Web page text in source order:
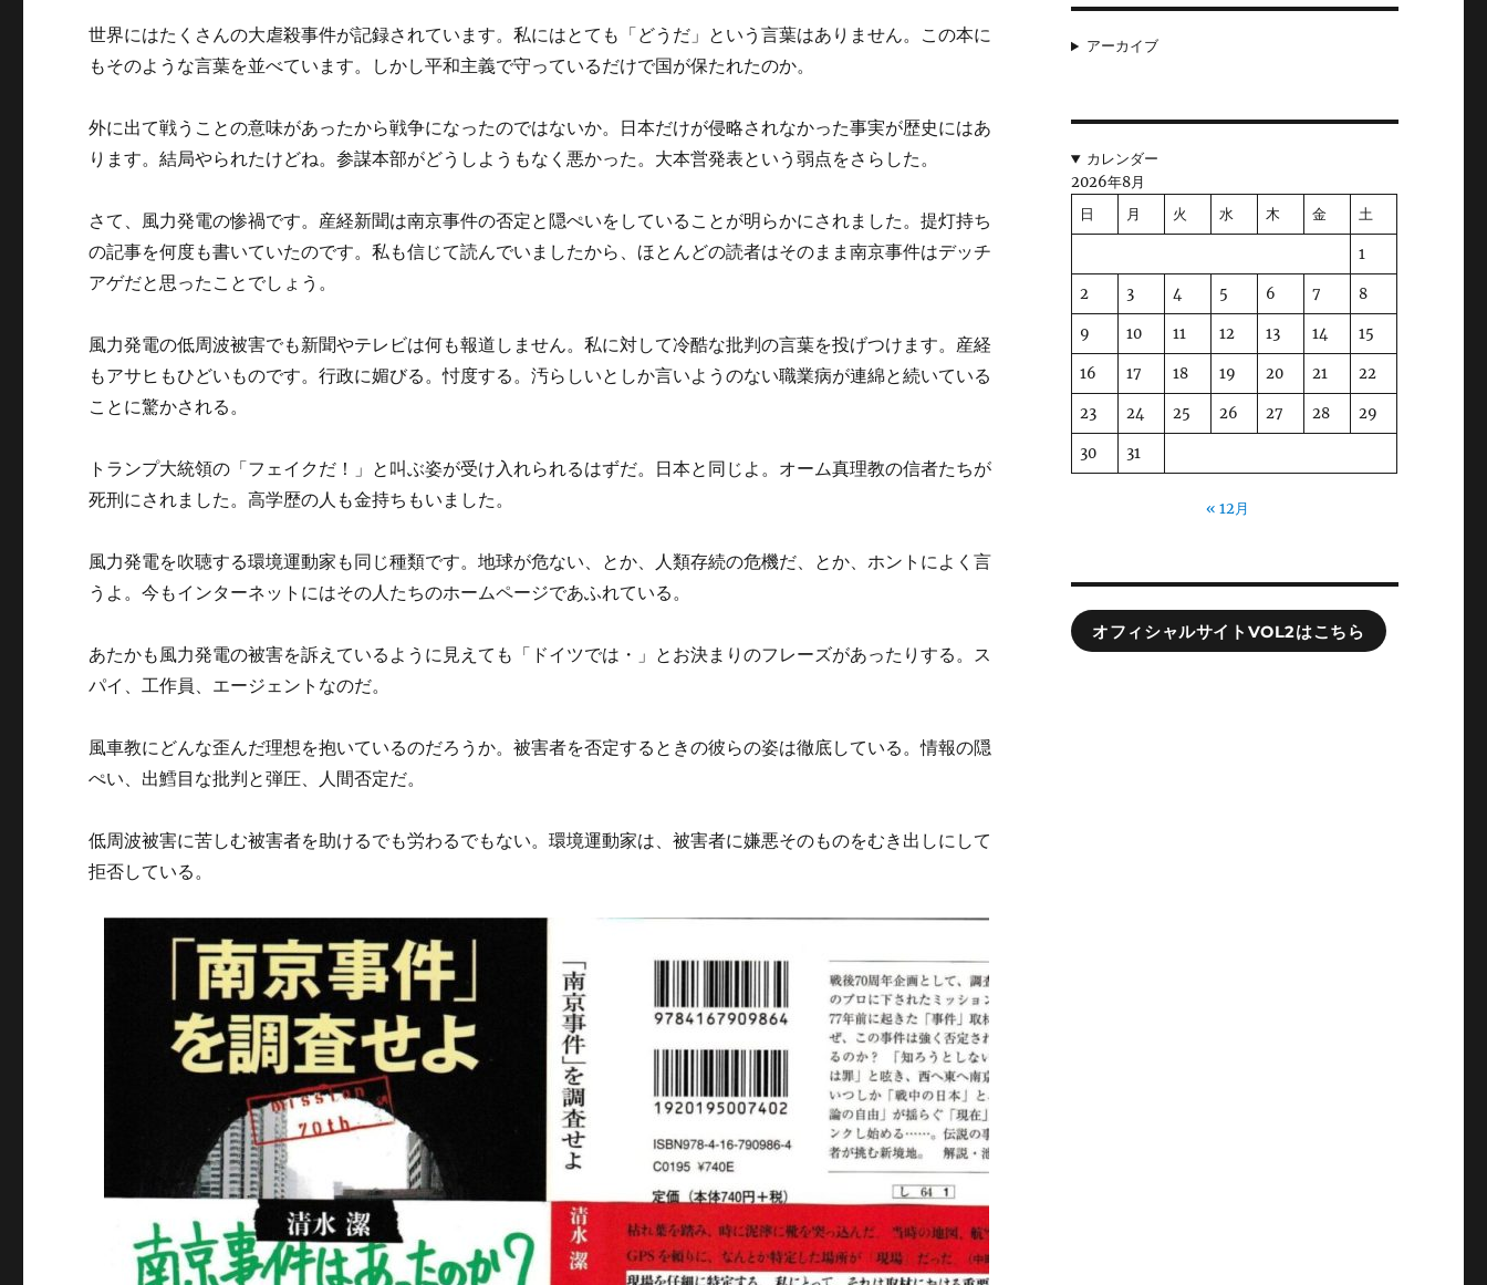
世界にはたくさんの大虐殺事件が記録されています。私にはとても「どうだ」という言葉はありません。この本に
もそのような言葉を並べています。しかし平和主義で守っているだけで国が保たれたのか。
外に出て戦うことの意味があったから戦争になったのではないか。日本だけが侵略されなかった事実が歴史にはあ
ります。結局やられたけどね。参謀本部がどうしようもなく悪かった。大本営発表という弱点をさらした。
さて、風力発電の惨禍です。産経新聞は南京事件の否定と隠ぺいをしていることが明らかにされました。提灯持ち
の記事を何度も書いていたのです。私も信じて読んでいましたから、ほとんどの読者はそのまま南京事件はデッチ
アゲだと思ったことでしょう。
風力発電の低周波被害でも新聞やテレビは何も報道しません。私に対して冷酷な批判の言葉を投げつけます。産経
もアサヒもひどいものです。行政に媚びる。忖度する。汚らしいとしか言いようのない職業病が連綿と続いている
ことに驚かされる。
トランプ大統領の「フェイクだ！」と叫ぶ姿が受け入れられるはずだ。日本と同じよ。オーム真理教の信者たちが
死刑にされました。高学歴の人も金持ちもいました。
風力発電を吹聴する環境運動家も同じ種類です。地球が危ない、とか、人類存続の危機だ、とか、ホントによく言
うよ。今もインターネットにはその人たちのホームページであふれている。
あたかも風力発電の被害を訴えているように見えても「ドイツでは・」とお決まりのフレーズがあったりする。ス
パイ、工作員、エージェントなのだ。
風車教にどんな歪んだ理想を抱いているのだろうか。被害者を否定するときの彼らの姿は徹底している。情報の隠
ぺい、出鱈目な批判と弾圧、人間否定だ。
低周波被害に苦しむ被害者を助けるでも労わるでもない。環境運動家は、被害者に嫌悪そのものをむき出しにして
拒否している。
アーカイブ
カレンダー
2026年8月
日
月 火 水 木 金 土
1
2 3 4 5 6 7 8
9 10 11 12 13 14 15
16 17 18 19 20 21 22
23 24 25 26 27 28 29
30 31
« 12月
オフィシャルサイトVOL2はこちら